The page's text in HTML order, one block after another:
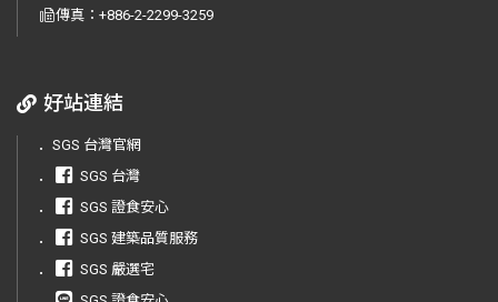
傳真：+886-2-2299-3259
好站連結
． SGS 台灣官網
．
SGS 台灣
．
SGS 證食安心
．
SGS 建築品質服務
．
SGS 嚴選宅